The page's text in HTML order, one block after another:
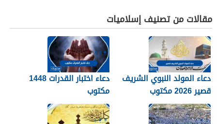
مقالات من تصنيف إسلاميات
دعاء المولد النبوي الشريف
قصير 2026 مكتوب
دعاء اختبار القدرات 1448
مكتوب